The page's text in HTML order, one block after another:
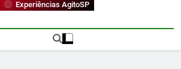
Experiências AgitoSP